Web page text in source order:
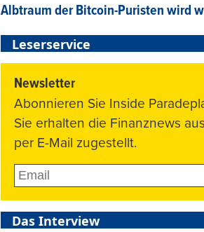
Albtraum der Bitcoin-Puristen wird
Leserservice
Newsletter
Abonnieren Sie Inside
Sie erhalten die Finanznews
per E-Mail zugestellt.
Das Interview